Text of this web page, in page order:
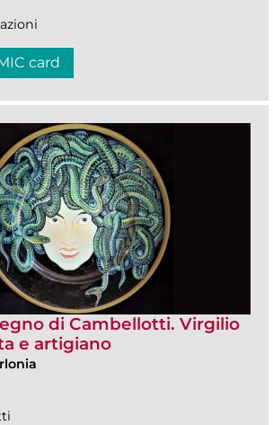
card
di Cambellotti. Virgilio
e artigiano